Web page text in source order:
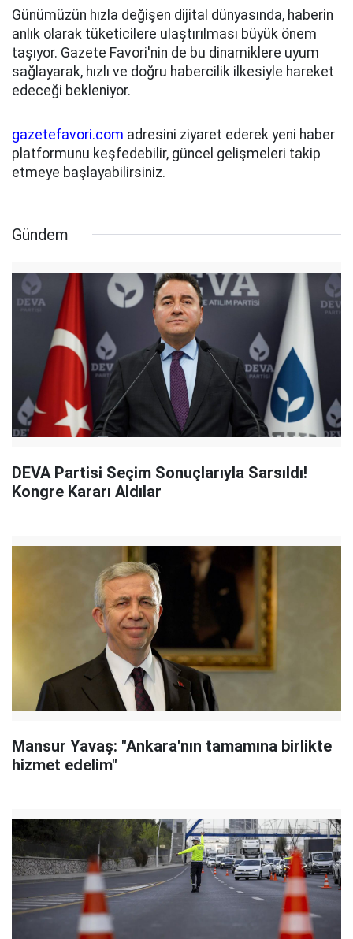
Günümüzün hızla değişen dijital dünyasında, haberin
anlık olarak tüketicilere ulaştırılması büyük önem
taşıyor. Gazete Favori'nin de bu dinamiklere uyum
sağlayarak, hızlı ve doğru habercilik ilkesiyle hareket
edeceği bekleniyor.
gazetefavori.com adresini ziyaret ederek yeni haber
platformunu keşfedebilir, güncel gelişmeleri takip
etmeye başlayabilirsiniz.
Gündem
DEVA Partisi Seçim Sonuçlarıyla Sarsıldı!
Kongre Kararı Aldılar
Mansur Yavaş: "Ankara'nın tamamına birlikte
hizmet edelim"